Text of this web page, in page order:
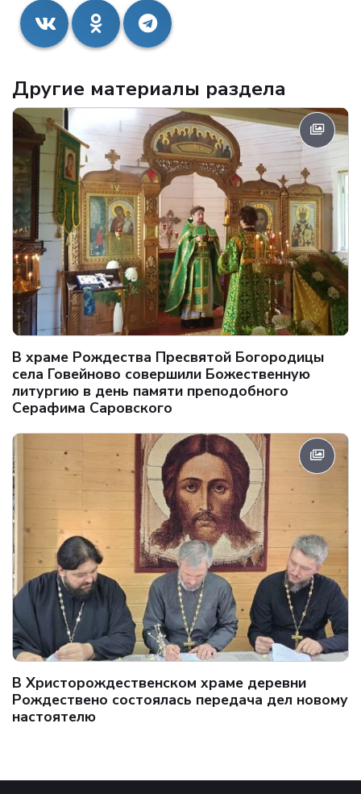
Другие материалы раздела
В храме Рождества Пресвятой Богородицы
села Говейново совершили Божественную
литургию в день памяти преподобного
Серафима Саровского
В Христорождественском храме деревни
Рождествено состоялась передача дел новому
настоятелю